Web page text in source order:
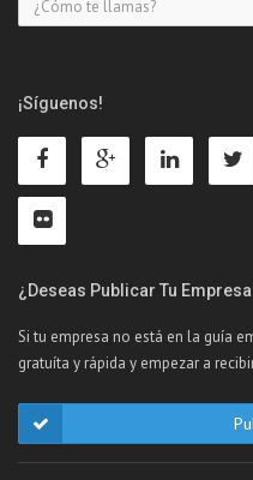
¡Síguenos!
¿Deseas Publicar Tu
Si tu empresa no está en la guía
gratuíta y rápida y empezar a